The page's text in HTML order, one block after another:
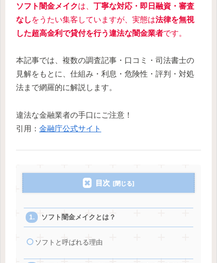
ソフト闇金メイクは、 丁寧な対応・即日融資・審査
なし をうたい集客していますが、実態は法律を無視
した超高金利で貸付を行う違法な闇金業者です。
本記事では、複数の調査記事・口コミ・司法書士の
見解をもとに、仕組み・利息・危険性・評判・対処
法まで網羅的に解説します。
違法な金融業者の手口にご注意！
引用： 金融庁公式サイト
目次
ソフト闇金メイクとは？
ソフトと呼ばれる理由